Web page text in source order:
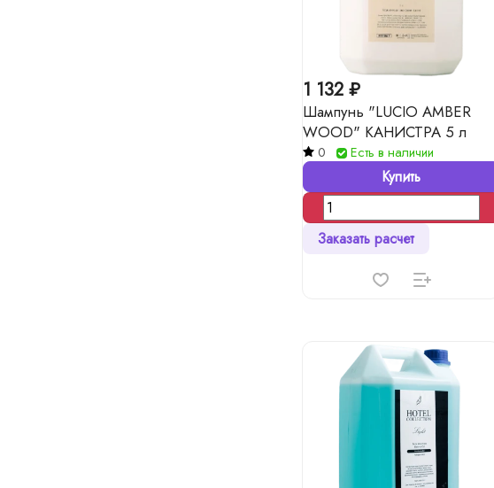
1 132 ₽
Шампунь "LUCIO AMBER
WOOD" КАНИСТРА 5 л
0 Есть в наличии
Купить
Заказать расчет